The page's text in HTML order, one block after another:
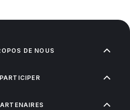
DE NOUS
PARTICIPER